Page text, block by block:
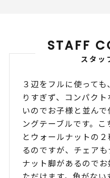
STAFF
スタッ
３辺をフルに使って
りすぎず、コンパク
いのでお子様と並ん
ングテーブルです。
とウォールナットの
るのですが、チェア
ナット脚があるので